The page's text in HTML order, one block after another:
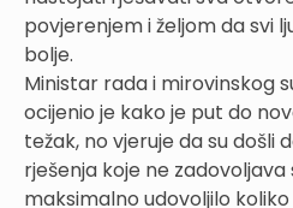
povjerenjem i željom da svi
bolje.
Ministar rada i mirovinskog
ocijenio je kako je put do
težak, no vjeruje da su došli
rješenja koje ne zadovoljava
maksimalno udovoljilo